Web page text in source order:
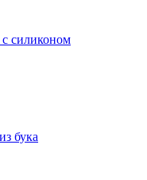
с силиконом
бука